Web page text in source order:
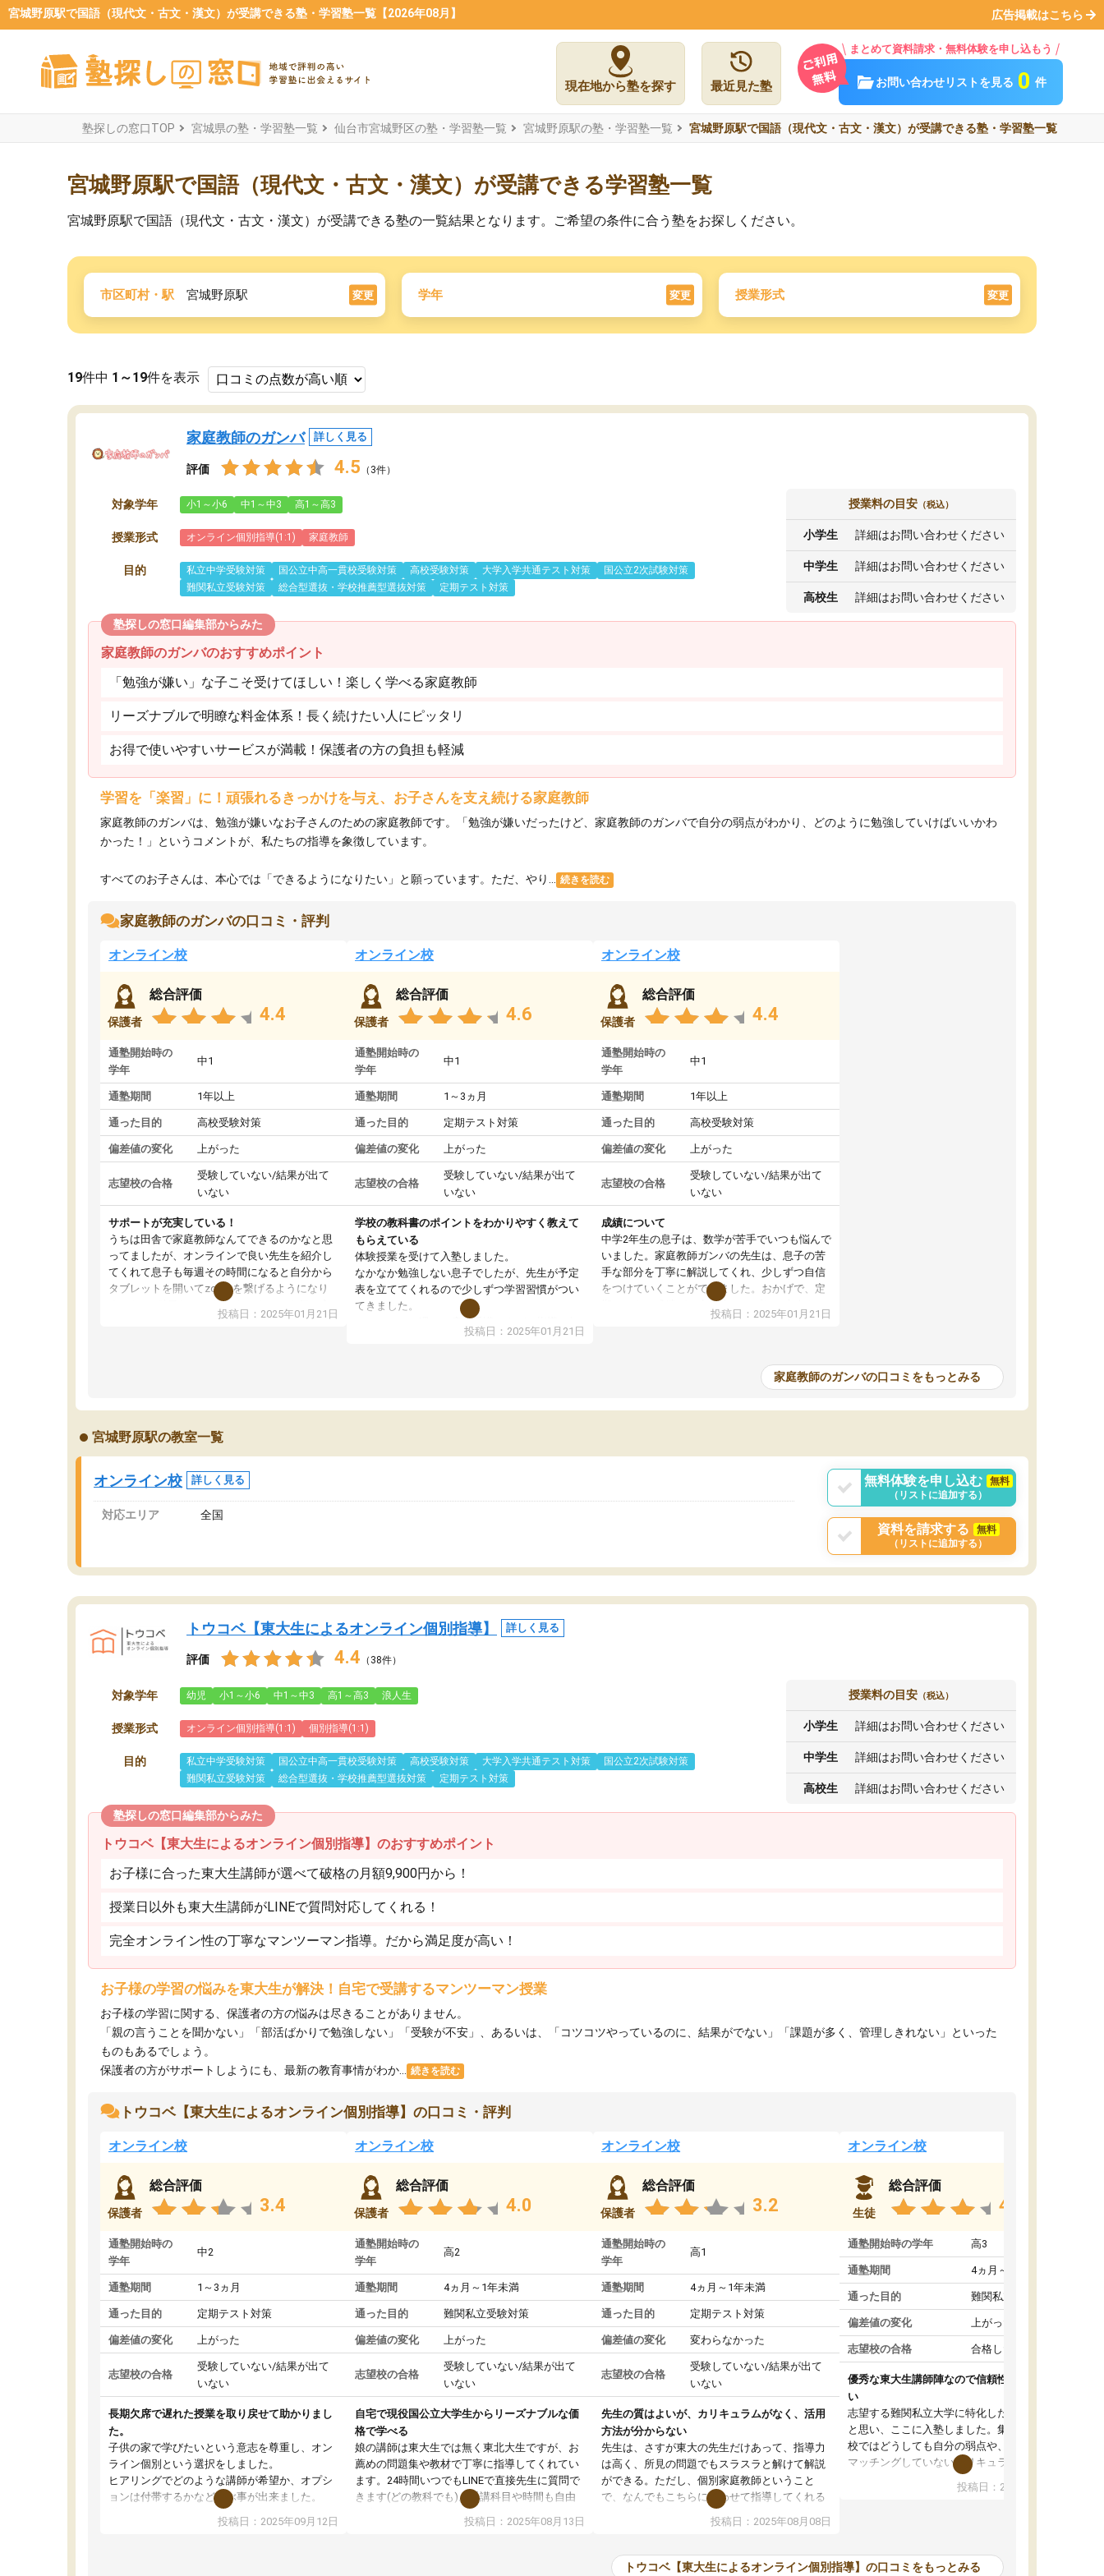
宮城野原駅で国語（現代文・古文・漢文）が受講できる塾・学習塾一覧【2026年08月】 広告掲載はこちら
現在地から塾を探す 最近見た塾
まとめて資料請求・無料体験を申し込もう
お問い合わせリストを見る 0 件
塾探しの窓口TOP 宮城県の塾・学習塾一覧 仙台市宮城野区の塾・学習塾一覧 宮城野原駅の塾・学習塾一覧 宮城野原駅で国語（現代文・古文・漢文）が受講できる塾・学習塾一覧
宮城野原駅で国語（現代文・古文・漢文）が受講できる学習塾一覧
宮城野原駅で国語（現代文・古文・漢文）が受講できる塾の一覧結果となります。ご希望の条件に合う塾をお探しください。
市区町村・駅 宮城野原駅 変更 学年 変更 授業形式 変更
19件中 1～19件を表示
家庭教師のガンバ 詳しく見る
評価 4.5 （3件）
対象学年 小1～小6 中1～中3 高1～高3
授業形式 オンライン個別指導(1:1) 家庭教師
目的 私立中学受験対策 国公立中高一貫校受験対策 高校受験対策 大学入学共通テスト対策
国公立2次試験対策
難関私立受験対策
総合型選抜・学校推薦型選抜対策 定期テスト対策
授業料の目安 （税込）
小学生 詳細はお問い合わせください
中学生 詳細はお問い合わせください
高校生 詳細はお問い合わせください
塾探しの窓口編集部からみた
家庭教師のガンバのおすすめポイント
「勉強が嫌い」な子こそ受けてほしい！楽しく学べる家庭教師
リーズナブルで明瞭な料金体系！長く続けたい人にピッタリ
お得で使いやすいサービスが満載！保護者の方の負担も軽減
学習を「楽習」に！頑張れるきっかけを与え、お子さんを支え続ける家庭教師
家庭教師のガンバは、勉強が嫌いなお子さんのための家庭教師です。「勉強が嫌いだったけど、家庭教師のガンバで自分の弱点がわかり、どのように勉強していけばいいかわ
かった！」というコメントが、私たちの指導を象徴しています。
すべてのお子さんは、本心では「できるようになりたい」と願っています。ただ、やり... 続きを読む
家庭教師のガンバの口コミ・評判
オンライン校
保護者
総合評価
4.4
通塾開始時の
学年
中1
通塾期間 1年以上
通った目的 高校受験対策
偏差値の変化 上がった
志望校の合格
受験していない/結果が出て
いない
サポートが充実している！
うちは田舎で家庭教師なんてできるのかなと思
ってましたが、オンラインで良い先生を紹介し
てくれて息子も毎週その時間になると自分から
タブレットを開いてzoomを繋げるようになり
ました！5科目なんでもOKなのもとても気に入
投稿日：2025年01月21日
オンライン校
保護者
総合評価
4.6
通塾開始時の
学年
中1
通塾期間 1～3ヵ月
通った目的 定期テスト対策
偏差値の変化 上がった
志望校の合格
受験していない/結果が出て
いない
学校の教科書のポイントをわかりやすく教えて
もらえている
体験授業を受けて入塾しました。
なかなか勉強しない息子でしたが、先生が予定
表を立ててくれるので少しずつ学習習慣がつい
てきました。
オンラインで週に一度の受講ですが、指導が無
い日も予定表に基づいて勉強したり、LINEでわ
投稿日：2025年01月21日
オンライン校
保護者
総合評価
4.4
通塾開始時の
学年
中1
通塾期間 1年以上
通った目的 高校受験対策
偏差値の変化 上がった
志望校の合格
受験していない/結果が出て
いない
成績について
中学2年生の息子は、数学が苦手でいつも悩んで
いました。家庭教師ガンバの先生は、息子の苦
手な部分を丁寧に解説してくれ、少しずつ自信
をつけていくことができました。おかげで、定
期テストの成績が10点以上アップし、本人もと
投稿日：2025年01月21日
家庭教師のガンバの口コミをもっとみる
宮城野原駅の教室一覧
オンライン校 詳しく見る
対応エリア 全国
無料体験を申し込む
無料
（リストに追加する）
資料を請求する
無料
（リストに追加する）
トウコベ【東大生によるオンライン個別指導】 詳しく見る
評価 4.4 （38件）
対象学年 幼児 小1～小6 中1～中3 高1～高3 浪人生
授業形式 オンライン個別指導(1:1) 個別指導(1:1)
目的 私立中学受験対策 国公立中高一貫校受験対策 高校受験対策 大学入学共通テスト対策
国公立2次試験対策
難関私立受験対策
総合型選抜・学校推薦型選抜対策 定期テスト対策
授業料の目安 （税込）
小学生 詳細はお問い合わせください
中学生 詳細はお問い合わせください
高校生 詳細はお問い合わせください
塾探しの窓口編集部からみた
トウコベ【東大生によるオンライン個別指導】のおすすめポイント
お子様に合った東大生講師が選べて破格の月額9,900円から！
授業日以外も東大生講師がLINEで質問対応してくれる！
完全オンライン性の丁寧なマンツーマン指導。だから満足度が高い！
お子様の学習の悩みを東大生が解決！自宅で受講するマンツーマン授業
お子様の学習に関する、保護者の方の悩みは尽きることがありません。
「親の言うことを聞かない」「部活ばかりで勉強しない」「受験が不安」、あるいは、「コツコツやっているのに、結果がでない」「課題が多く、管理しきれない」といった
ものもあるでしょう。
保護者の方がサポートしようにも、最新の教育事情がわか...
続きを読む
トウコベ【東大生によるオンライン個別指導】の口コミ・評判
オンライン校
保護者
総合評価
3.4
通塾開始時の
学年
中2
通塾期間 1～3ヵ月
通った目的 定期テスト対策
偏差値の変化 上がった
志望校の合格
受験していない/結果が出て
いない
長期欠席で遅れた授業を取り戻せて助かりまし
た。
子供の家で学びたいという意志を尊重し、オン
ライン個別という選択をしました。
ヒアリングでどのような講師が希望か、オプシ
ョンは付帯するかなど選ぶ事が出来ました。
講師とのマッチング後講師との初回ミーティン
グを行い、その講師で良いか他の講師を希望す
投稿日：2025年09月12日
オンライン校
保護者
総合評価
4.0
通塾開始時の
学年
高2
通塾期間 4ヵ月～1年未満
通った目的 難関私立受験対策
偏差値の変化 上がった
志望校の合格
受験していない/結果が出て
いない
自宅で現役国公立大学生からリーズナブルな価
格で学べる
娘の講師は東大生では無く東北大生ですが、お
薦めの問題集や教材で丁寧に指導してくれてい
ます。24時間いつでもLINEで直接先生に質問で
きます(どの教科でも)。受講科目や時間も自由
に決めれるので、個人に合った勉強ができると
思います。カリキュラム相談みたいなのがあり
投稿日：2025年08月13日
オンライン校
保護者
総合評価
3.2
通塾開始時の
学年
高1
通塾期間 4ヵ月～1年未満
通った目的 定期テスト対策
偏差値の変化 変わらなかった
志望校の合格
受験していない/結果が出て
いない
先生の質はよいが、カリキュラムがなく、活用
方法が分からない
先生は、さすが東大の先生だけあって、指導力
は高く、所見の問題でもスラスラと解けて解説
ができる。ただし、個別家庭教師ということ
で、なんでもこちらに合わせて指導してくれる
のだが、具体的なカリキュラムがない。当方
は、授業の先取り学習をするため、学校の教科
いただいたが、1時間の時間を使って進められる
投稿日：2025年08月08日
オンライン校
生徒
総合評価
4.4
通塾開始時の学年 高3
通塾期間 4ヵ月～1年未満
通った目的 難関私立受験対策
偏差値の変化 上がった
志望校の合格 合格した
優秀な東大生講師陣なので信頼性や安心感が高
い
志望する難関私立大学に特化した準備をしたい
と思い、ここに入塾しました。集団指導の予備
校ではどうしても自分の弱点や、志望校対策に
マッチングしていないカリキュラムに不安を感
また受験のノウハウを蓄積している優秀な東大
ツーマン指導によって、自分の志望校にふさわ
投稿日：2024年02月19日
トウコベ【東大生によるオンライン個別指導】の口コミをもっとみる